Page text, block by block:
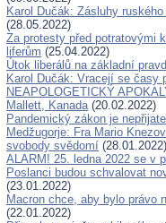
Karol Dučák: Zásluhy
(28.05.2022)
Za protesty před potratovými
liferům (25.04.2022)
Útok liberálů na základní
Karol Dučák: Vracejí se časy
NEAPOLOGETICKÝ
Mallett, Kanada(20.02.2022)
Pandemický zákon je
Medžugorje: Fra Mario
svobody svědomí (28.01.2022)
ALARM! 25. ledna 2022 se v
Poslanci budou schvalovat
(23.01.2022)
Macron chce, aby bylo právo
(22.01.2022)